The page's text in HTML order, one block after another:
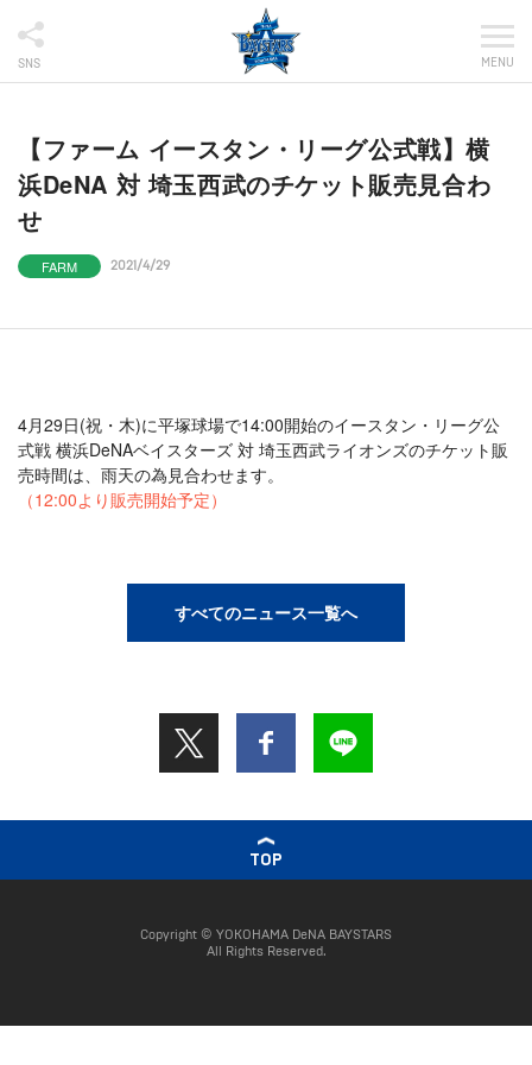
SNS MENU
【ファーム イースタン・リーグ公式戦】横
浜DeNA 対 埼玉西武のチケット販売見合わ
せ
FARM 2021/4/29
4月29日(祝・木)に平塚球場で14:00開始のイースタン・リーグ公
式戦 横浜DeNAベイスターズ 対 埼玉西武ライオンズのチケット販
売時間は、雨天の為見合わせます。
（12:00より販売開始予定）
すべてのニュース一覧へ
TOP
Copyright © YOKOHAMA DeNA BAYSTARS
All Rights Reserved.